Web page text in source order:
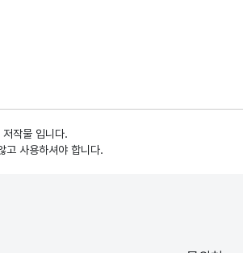
작물 입니다.
고 사용하셔야 합니다.